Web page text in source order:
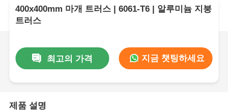
400x400mm 마개 트러스 | 6061-T6 | 알루미늄 지붕
트러스
최고의 가격 지금 챗팅하세요
제품 설명